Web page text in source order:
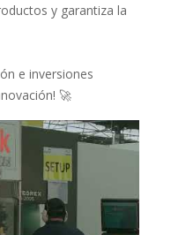
y garantiza la
e inversiones
🚀